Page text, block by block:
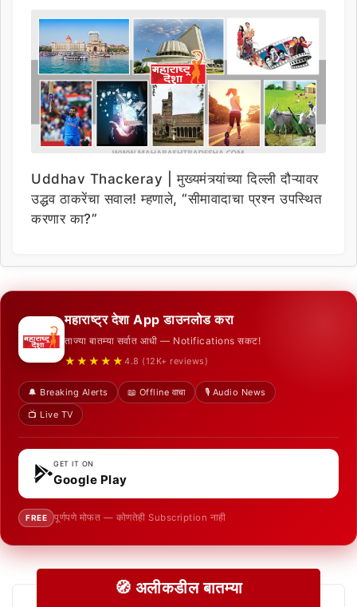
Uddhav Thackeray | मुख्यमंत्र्यांच्या दिल्ली दौऱ्यावर
उद्धव ठाकरेंचा सवाल! म्हणाले, “सीमावादाचा प्रश्न उपस्थित
करणार का?”
महाराष्ट्र देशा App डाउनलोड करा
ताज्या बातम्या सर्वात आधी — Notifications सकट!
★★★★★ 4.8 (12K+ reviews)
🔔 Breaking Alerts 📖 Offline वाचा
🎙️ Audio News
📺 Live TV
GET IT ON
Google Play
FREE पूर्णपणे मोफत — कोणतेही Subscription नाही
🧭 अलीकडील बातम्या